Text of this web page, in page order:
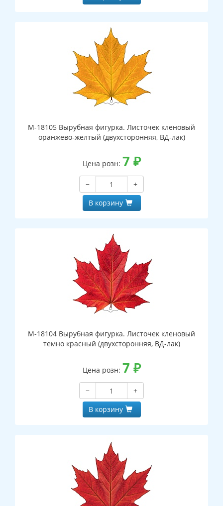
М-18105 Вырубная фигурка. Листочек кленовый
оранжево-желтый (двухсторонняя, ВД-лак)
Цена розн: 7 ₽
−
+
В корзину
М-18104 Вырубная фигурка. Листочек кленовый
темно красный (двухсторонняя, ВД-лак)
Цена розн: 7 ₽
−
+
В корзину